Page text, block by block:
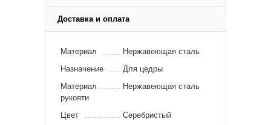
Доставка и оплата
Материал
Нержавеющая сталь
Назначение
Для цедры
Материал
рукояти
Нержавеющая сталь
Цвет
Серебристый